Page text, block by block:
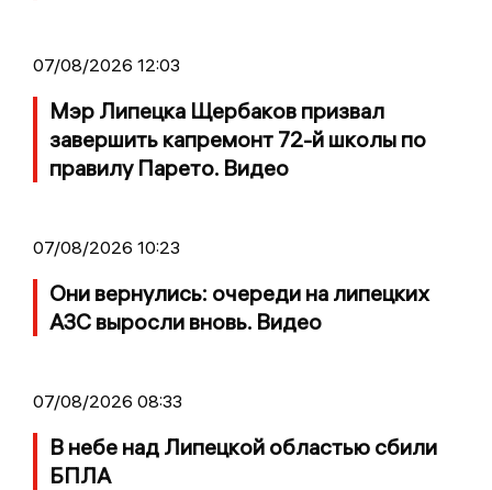
07/08/2026 12:03
Мэр Липецка Щербаков призвал
завершить капремонт 72-й школы по
правилу Парето. Видео
07/08/2026 10:23
Они вернулись: очереди на липецких
АЗС выросли вновь. Видео
07/08/2026 08:33
В небе над Липецкой областью сбили
БПЛА